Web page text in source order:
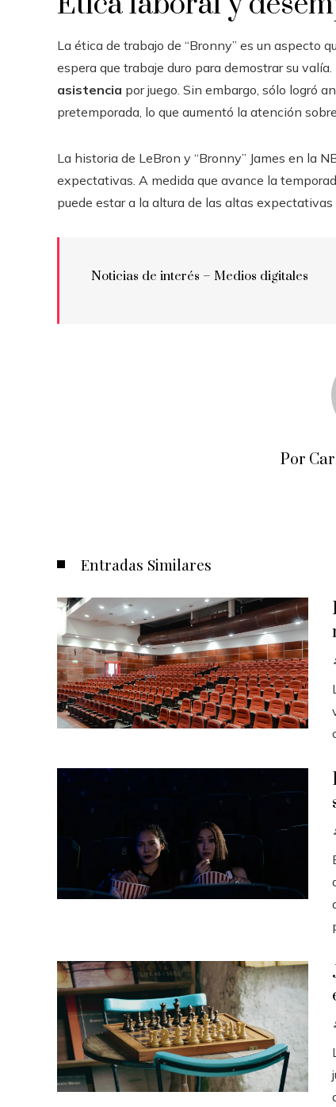
La ética de trabajo de “Bronny” es un aspecto
espera que trabaje duro para demostrar su valía.
asistencia por juego. Sin embargo, sólo logró
pretemporada, lo que aumentó la atención
La historia de LeBron y “Bronny” James en la
expectativas. A medida que avance la
puede estar a la altura de las altas
Noticias de interés – Medios digitales
Por
Entradas Similares